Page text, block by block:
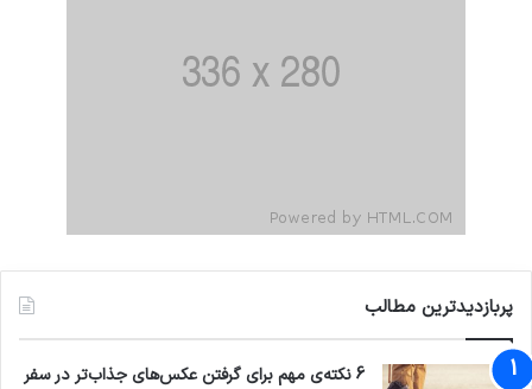
پربازدیدترین مطالب
6 نکته‌ی مهم برای گرفتن عکس‌های جذاب‌تر در سفر